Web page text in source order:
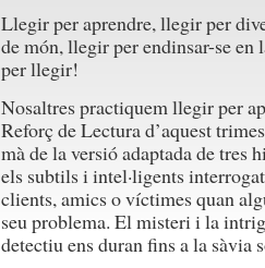
Llegir per aprendre, llegir per
de món, llegir per endinsar-se
per llegir!
Nosaltres practiquem llegir per
Reforç de Lectura d’aquest
mà de la versió adaptada de tres
els subtils i intel·ligents
clients, amics o víctimes quan
seu problema. El misteri i la
detectiu ens duran fins a la sàvia